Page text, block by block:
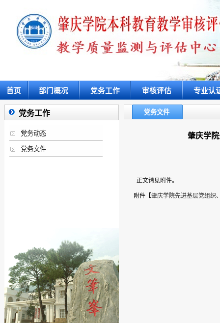
首页 部门概况 党务工作 审核评估 专业认
党务工作
党务动态
党务文件
党务文件
肇庆学
正文请见附件。
附件【肇庆学院先进基层党组织